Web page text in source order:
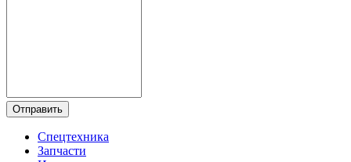
Отправить
Спецтехника
Запчасти